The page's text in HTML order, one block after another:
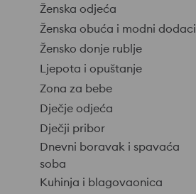
Ženska odjeća
Ženska obuća i modni dodaci
Žensko donje rublje
Ljepota i opuštanje
Zona za bebe
Dječje odjeća
Dječji pribor
Dnevni boravak i spavaća
soba
Kuhinja i blagovaonica